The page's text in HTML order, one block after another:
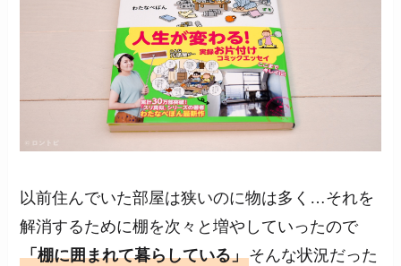
以前住んでいた部屋は狭いのに物は多く…それを
解消するために棚を次々と増やしていったので
「棚に囲まれて暮らしている」そんな状況だった